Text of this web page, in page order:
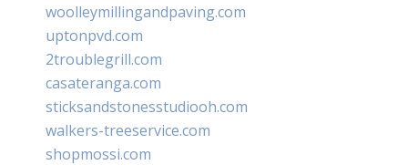
woolleymillingandpaving.com
uptonpvd.com
2troublegrill.com
casateranga.com
sticksandstonesstudiooh.com
walkers-treeservice.com
shopmossi.com